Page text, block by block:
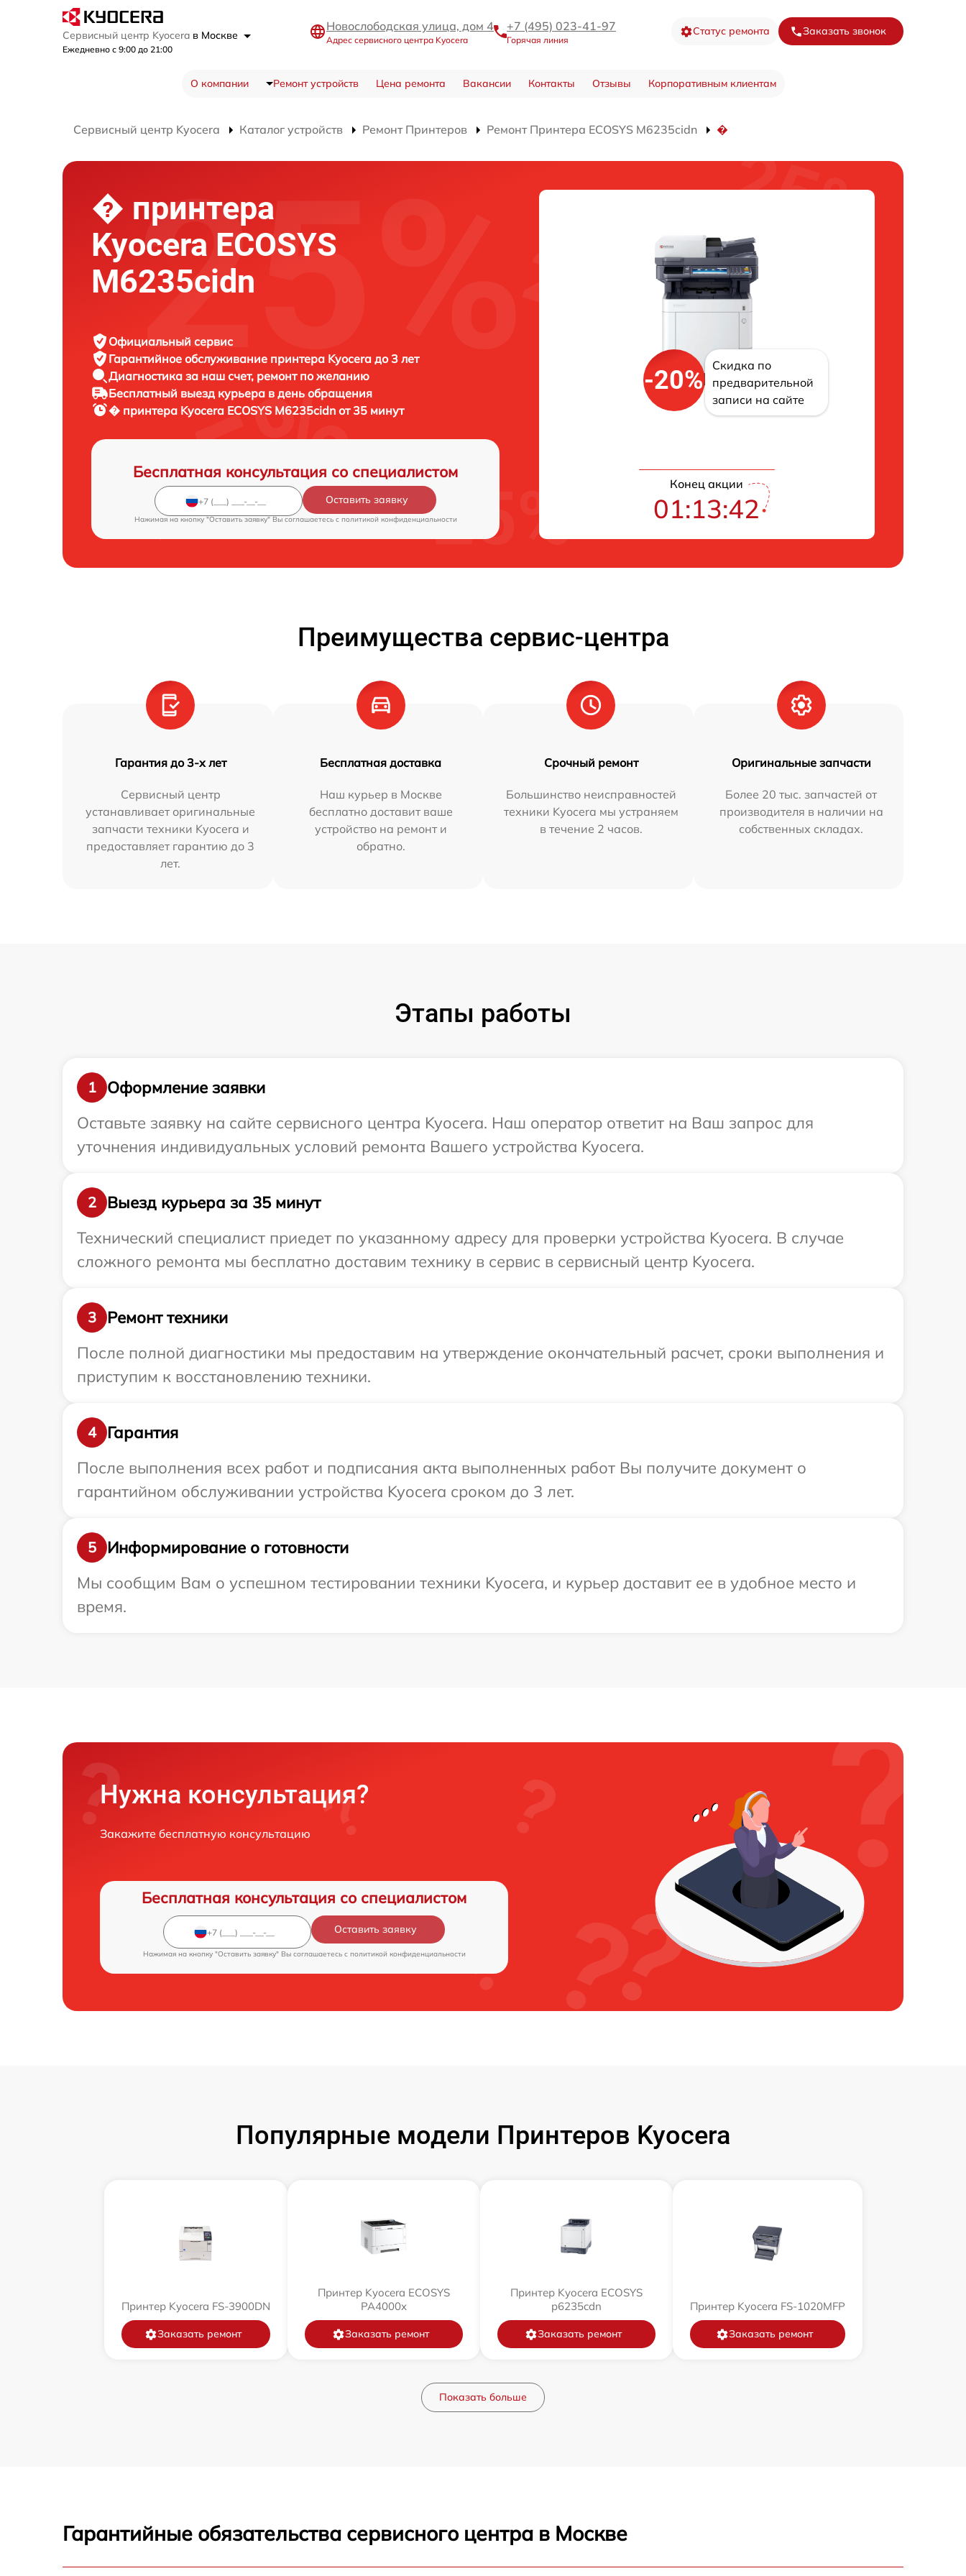
Сервисный центр Kyocera в Москве
Ежедневно с 9:00 до 21:00
Новослободская улица, дом 4
Адрес сервисного центра Kyocera
+7 (495) 023-41-97
Горячая линия
Статус ремонта Заказать звонок
О компании Ремонт устройств Цена ремонта Вакансии Контакты Отзывы Корпоративным клиентам
Сервисный центр Kyocera Каталог устройств Ремонт Принтеров Ремонт Принтера ECOSYS M6235cidn �
� принтера
Kyocera ECOSYS
M6235cidn
Официальный сервис
Гарантийное обслуживание принтера Kyocera до 3 лет
Диагностика за наш счет, ремонт по желанию
Бесплатный выезд курьера в день обращения
� принтера Kyocera ECOSYS M6235cidn от 35 минут
Бесплатная консультация со специалистом
Оставить заявку
Нажимая на кнопку "Оставить заявку" Вы соглашаетесь c политикой конфиденциальности
-20%
Скидка по
предварительной
записи на сайте
Конец акции
01:13:41
Преимущества сервис-центра
Гарантия до 3-х лет
Сервисный центр
устанавливает оригинальные
запчасти техники Kyocera и
предоставляет гарантию до 3
лет.
Бесплатная доставка
Наш курьер в Москве
бесплатно доставит ваше
устройство на ремонт и
обратно.
Срочный ремонт
Большинство неисправностей
техники Kyocera мы устраняем
в течение 2 часов.
Оригинальные запчасти
Более 20 тыс. запчастей от
производителя в наличии на
собственных складах.
Этапы работы
1
Оформление заявки
Оставьте заявку на сайте сервисного центра Kyocera. Наш оператор ответит на Ваш запрос для
уточнения индивидуальных условий ремонта Вашего устройства Kyocera.
2
Выезд курьера за 35 минут
Технический специалист приедет по указанному адресу для проверки устройства Kyocera. В случае
сложного ремонта мы бесплатно доставим технику в сервис в сервисный центр Kyocera.
3
Ремонт техники
После полной диагностики мы предоставим на утверждение окончательный расчет, сроки выполнения и
приступим к восстановлению техники.
4
Гарантия
После выполнения всех работ и подписания акта выполненных работ Вы получите документ о
гарантийном обслуживании устройства Kyocera сроком до 3 лет.
5
Информирование о готовности
Мы сообщим Вам о успешном тестировании техники Kyocera, и курьер доставит ее в удобное место и
время.
Нужна консультация?
Закажите бесплатную консультацию
Бесплатная консультация со специалистом
Оставить заявку
Нажимая на кнопку "Оставить заявку" Вы соглашаетесь c политикой конфиденциальности
Популярные модели Принтеров Kyocera
Принтер Kyocera FS-3900DN
Заказать ремонт
Принтер Kyocera ECOSYS
PA4000x
Заказать ремонт
Принтер Kyocera ECOSYS
p6235cdn
Заказать ремонт
Принтер Kyocera FS-1020MFP
Заказать ремонт
Показать больше
Гарантийные обязательства сервисного центра в Москве